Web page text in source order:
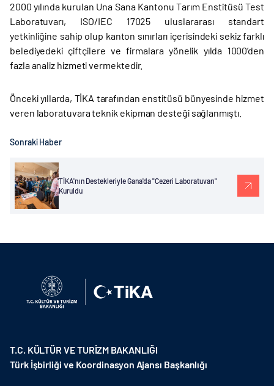
2000 yılında kurulan Una Sana Kantonu Tarım Enstitüsü Test
Laboratuvarı, ISO/IEC 17025 uluslararası standart
yetkinliğine sahip olup kanton sınırları içerisindeki sekiz farklı
belediyedeki çiftçilere ve firmalara yönelik yılda 1000’den
fazla analiz hizmeti vermektedir.
Önceki yıllarda, TİKA tarafından enstitüsü bünyesinde hizmet
veren laboratuvara teknik ekipman desteği sağlanmıştı.
Sonraki Haber
TİKA'nın Destekleriyle Gana'da "Cezeri Laboratuvarı"
Kuruldu
T.C. KÜLTÜR VE TURİZM BAKANLIĞI
Türk İşbirliği ve Koordinasyon Ajansı Başkanlığı